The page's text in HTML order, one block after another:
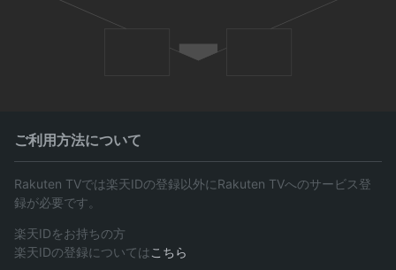
ご利用方法について
Rakuten TVでは楽天IDの登録以外にRakuten TVへのサービス登
録が必要です。
楽天IDをお持ちの方
楽天IDの登録については こちら